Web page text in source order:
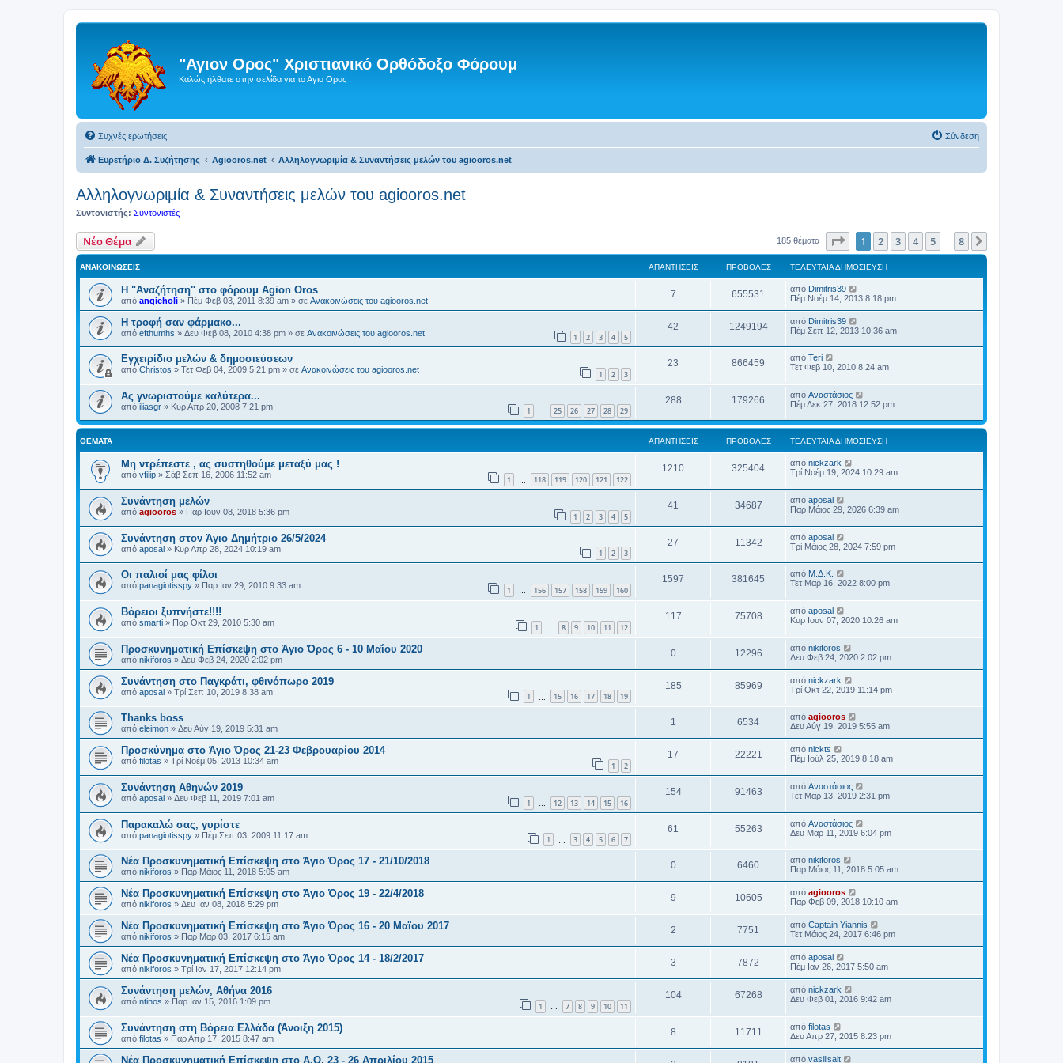
"Αγιον Ορος" Χριστιανικό Ορθόδοξο Φόρουμ
Καλώς ήλθατε στην σελίδα για το Αγιο Ορος
Συχνές ερωτήσεις Σύνδεση
Ευρετήριο Δ. Συζήτησης Agiooros.net Αλληλογνωριμία & Συναντήσεις μελών του agiooros.net
Αλληλογνωριμία & Συναντήσεις μελών του agiooros.net
Συντονιστής: Συντονιστές
Νέο Θέμα 185 θέματα Σελίδα1 από 8
1 2 3 4 5 8
ΑΝΑΚΟΙΝΏΣΕΙΣ ΑΠΑΝΤΉΣΕΙΣ ΠΡΟΒΟΛΈΣ ΤΕΛΕΥΤΑΊΑ ΔΗΜΟΣΊΕΥΣΗ
Η "Αναζήτηση" στο φόρουμ Agion Oros
από angieholi » Πέμ Φεβ 03, 2011 8:39 am » σε Ανακοινώσεις του agiooros.net
7 655531 από Dimitris39
Πέμ Νοέμ 14, 2013 8:18 pm
H τροφή σαν φάρμακο...
από efthumhs » Δευ Φεβ 08, 2010 4:38 pm » σε Ανακοινώσεις του agiooros.net 1 2 3 4 5
42 1249194 από Dimitris39
Πέμ Σεπ 12, 2013 10:36 am
Εγχειρίδιο μελών & δημοσιεύσεων
από Christos » Τετ Φεβ 04, 2009 5:21 pm » σε Ανακοινώσεις του agiooros.net 1 2 3
23 866459 από Teri
Τετ Φεβ 10, 2010 8:24 am
Ας γνωριστούμε καλύτερα...
από iliasgr » Κυρ Απρ 20, 2008 7:21 pm 1 25 26 27 28 29
288 179266 από Αναστάσιος
Πέμ Δεκ 27, 2018 12:52 pm
ΘΈΜΑΤΑ ΑΠΑΝΤΉΣΕΙΣ ΠΡΟΒΟΛΈΣ ΤΕΛΕΥΤΑΊΑ ΔΗΜΟΣΊΕΥΣΗ
Μη ντρέπεστε , ας συστηθούμε μεταξύ μας !
από vfilip » Σάβ Σεπ 16, 2006 11:52 am 1 118 119 120 121 122
1210 325404 από nickzark
Τρί Νοέμ 19, 2024 10:29 am
Συνάντηση μελών
από agiooros » Παρ Ιουν 08, 2018 5:36 pm 1 2 3 4 5
41 34687 από aposal
Παρ Μάιος 29, 2026 6:39 am
Συνάντηση στον Άγιο Δημήτριο 26/5/2024
από aposal » Κυρ Απρ 28, 2024 10:19 am 1 2 3
27 11342 από aposal
Τρί Μάιος 28, 2024 7:59 pm
Οι παλιοί μας φίλοι
από panagiotisspy » Παρ Ιαν 29, 2010 9:33 am 1 … 156 157 158 159 160
1597 381645 από Μ.Δ.Κ.
Τετ Μαρ 16, 2022 8:00 pm
Βόρειοι ξυπνήστε!!!!
από smarti » Παρ Οκτ 29, 2010 5:30 am 1 … 8 9 10 11 12
117 75708 από aposal
Κυρ Ιουν 07, 2020 10:26 am
Προσκυνηματική Επίσκεψη στο Άγιο Όρος 6 - 10 Μαΐου 2020
από nikiforos » Δευ Φεβ 24, 2020 2:02 pm
0 12296 από nikiforos
Δευ Φεβ 24, 2020 2:02 pm
Συνάντηση στο Παγκράτι, φθινόπωρο 2019
από aposal » Τρί Σεπ 10, 2019 8:38 am 1 15 16 17 18 19
185 85969 από nickzark
Τρί Οκτ 22, 2019 11:14 pm
Thanks boss
από eleimon » Δευ Αύγ 19, 2019 5:31 am
1 6534 από agiooros
Δευ Αύγ 19, 2019 5:55 am
Προσκύνημα στο Άγιο Όρος 21-23 Φεβρουαρίου 2014
από filotas » Τρί Νοέμ 05, 2013 10:34 am 1 2
17 22221 από nickts
Πέμ Ιούλ 25, 2019 8:18 am
Συνάντηση Αθηνών 2019
από aposal » Δευ Φεβ 11, 2019 7:01 am 1 … 12 13 14 15 16
154 91463 από Αναστάσιος
Τετ Μαρ 13, 2019 2:31 pm
Παρακαλώ σας, γυρίστε
από panagiotisspy » Πέμ Σεπ 03, 2009 11:17 am 1 3 4 5 6 7
61 55263 από Αναστάσιος
Δευ Μαρ 11, 2019 6:04 pm
Νέα Προσκυνηματική Επίσκεψη στο Άγιο Όρος 17 - 21/10/2018
από nikiforos » Παρ Μάιος 11, 2018 5:05 am
0 6460 από nikiforos
Παρ Μάιος 11, 2018 5:05 am
Νέα Προσκυνηματική Επίσκεψη στο Άγιο Όρος 19 - 22/4/2018
από nikiforos » Δευ Ιαν 08, 2018 5:29 pm
9 10605 από agiooros
Παρ Φεβ 09, 2018 10:10 am
Νέα Προσκυνηματική Επίσκεψη στο Άγιο Όρος 16 - 20 Μαϊου 2017
από nikiforos » Παρ Μαρ 03, 2017 6:15 am
2 7751 από Captain Yiannis
Τετ Μάιος 24, 2017 6:46 pm
Νέα Προσκυνηματική Επίσκεψη στο Άγιο Όρος 14 - 18/2/2017
από nikiforos » Τρί Ιαν 17, 2017 12:14 pm
3 7872 από aposal
Πέμ Ιαν 26, 2017 5:50 am
Συνάντηση μελών, Αθήνα 2016
από ntinos » Παρ Ιαν 15, 2016 1:09 pm 1 … 7 8 9 10 11
104 67268 από nickzark
Δευ Φεβ 01, 2016 9:42 am
Συνάντηση στη Βόρεια Ελλάδα (Άνοιξη 2015)
από filotas » Παρ Απρ 17, 2015 8:47 am
8 11711 από filotas
Δευ Απρ 27, 2015 8:23 pm
Νέα Προσκυνηματική Επίσκεψη στο Α.Ο. 23 - 26 Απριλίου 2015 από vasilisalt